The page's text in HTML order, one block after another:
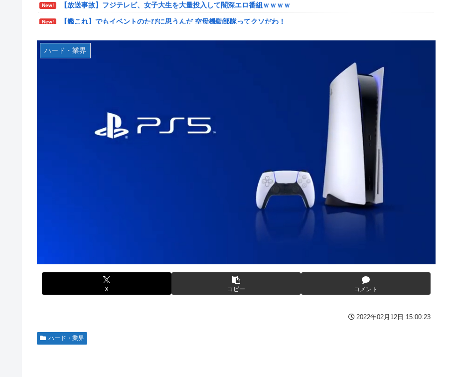
や？？？？？？
New! 女芸人の吉住さん（36）メイクしたら普通に美人の部類だったと判明ｗｗｗｗｗｗｗｗｗ
だろ」←これ…w w
韓国人「韓国が米韓通貨スワップ交渉に全力を注ぐべき理由がこちら‥日米との異例の共同介入によって記録的なウォン・ド
女芸人の吉住さん（36）メイクしたら普通に美人の部類だったと判明ｗｗｗｗｗｗｗｗｗ
大竹しのぶ「戦争放棄の国であり続けよう」←この投稿が話題に
「ドラクエ11」攻略感想(54/クリア後)マルティナの「しんぴのビスチェ」可愛い！そしてメドローアやギガバーストきたー！
【虹ヶ咲】「夏はせつ泣き」がキャッチコピーの映画【ラブライブ！】
【艦これ】今回ソ連艦てまたユーロの仲間入りしとんのか
【速報】とある魔術の禁書目録、最新刊でヒロイン戦争決着wwwwwwwwwwwww
LIAR GAME -ライアーゲーム- 第17話 感想：秋山さんの逆転の策がバレちゃった！
New! 【放送事故】フジテレビ、女子大生を大量投入して闇深エロ番組ｗｗｗｗ
New! 【艦これ】でもイベントのたびに思うんだ 空母機動部隊ってクソだわ！
New! 【艦これ】ナマケモノアガノウサギ 他
フジテレビ「2026 FORMULA1 サマーブレイクSP」を明日（8月9日）から12日間毎日放送へ
海外「日本なんて行くんじゃなかった…」 日本を知ってしまったディズニー信者、帰国後『本家』に失望する事態に
【画像】はいだしょうこ（47）「こんなオバサンでいいの…？」
【悲報】コメ卸大手さん、営業利益83％減 高値で買い込んだ米が売れず「損切り祭り」開幕へ
【避難所】キッチンカー、から揚げや麺類提供 40代女性「最高、パン中心の生活には飽き飽きしていて、野菜不足も感じてい
ドワンゴ川上「みい山への『障害者への配慮が足りない』という批判は害悪。障害者に関わると損をするのは事実。」
【九州名物】鶏刺し食べた医師、全身麻痺へ…「死んだほうが良かったと思っていた」
ハード・業界
X コピー コメント
2022年02月12日 15:00:23
ハード・業界